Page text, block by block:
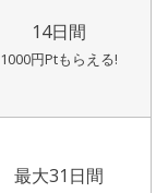
14日間
1000円Ptもらえる!
最大31日間